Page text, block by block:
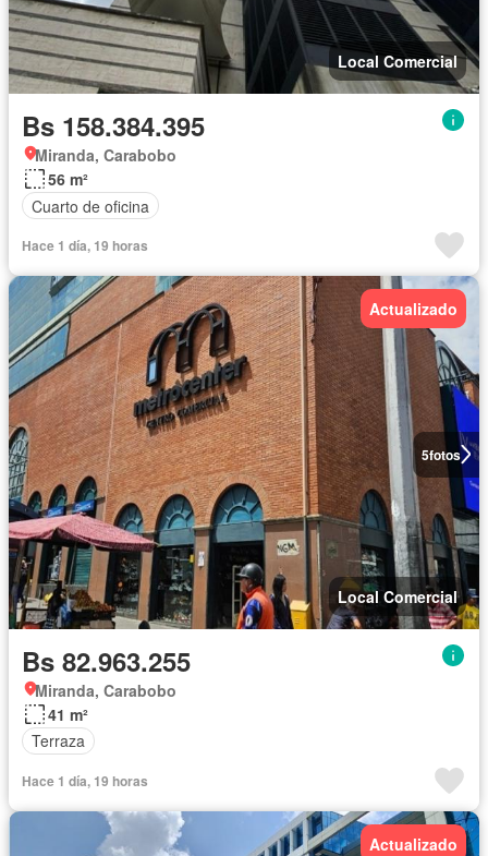
Local Comercial
Bs 158.384.395
Miranda, Carabobo
56 m²
Cuarto de oficina
Hace 1 día, 19 horas
5fotos
Actualizado
Local Comercial
Bs 82.963.255
Miranda, Carabobo
41 m²
Terraza
Hace 1 día, 19 horas
Actualizado